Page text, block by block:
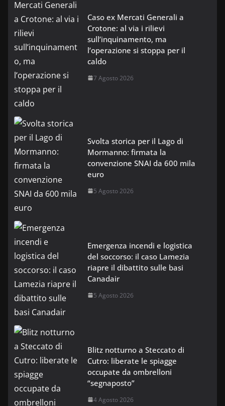
Caso ex Mercati Generali a
Crotone: al via i rilievi
sull’inquinamento, ma
l’operazione si stoppa per il
caldo
7 Agosto 2026
Svolta storica per il Lago di
Mormanno: firmata la
convenzione SNAI da 600 mila
euro
5 Agosto 2026
Emergenza incendi e logistica
del soccorso: il caso Lamezia
riapre il dibattito sulle basi
Canadair
5 Agosto 2026
Blitz notturno a Steccato di
Cutro: liberate le spiagge
occupate da ombrelloni
“segnaposto”
4 Agosto 2026